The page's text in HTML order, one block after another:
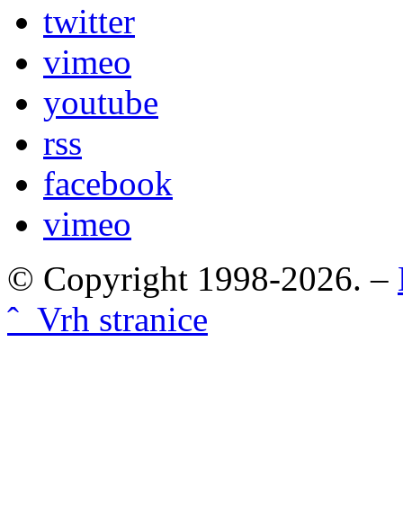
twitter
vimeo
youtube
rss
facebook
vimeo
© Copyright 1998-2026. –
ˆ Vrh stranice